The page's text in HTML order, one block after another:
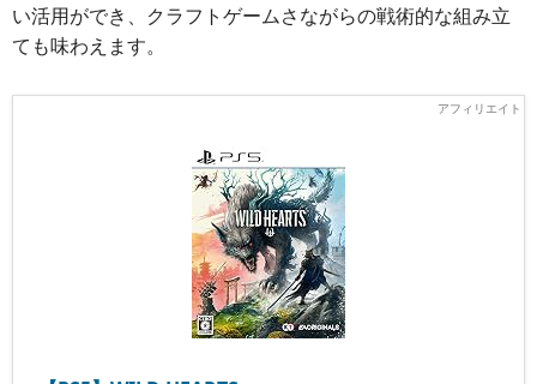
い活用ができ、クラフトゲームさながらの戦術的な組み立
ても味わえます。